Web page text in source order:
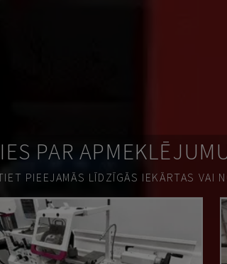
PAR
PIEEJAMĀS LĪDZĪGĀS IEKĀRTAS VAI